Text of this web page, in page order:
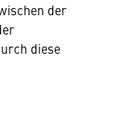
der
diese